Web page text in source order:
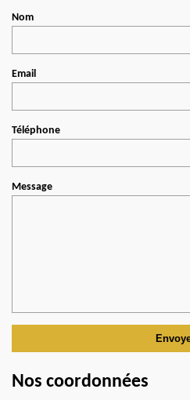
Nom
Email
Téléphone
Message
Nos coordonnées